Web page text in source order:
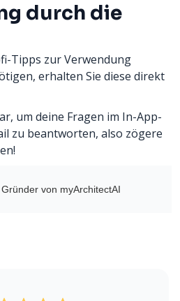
durch die
Tipps zur Verwendung
erhalten Sie diese direkt
um deine Fragen im In-App-
zu beantworten, also zögere